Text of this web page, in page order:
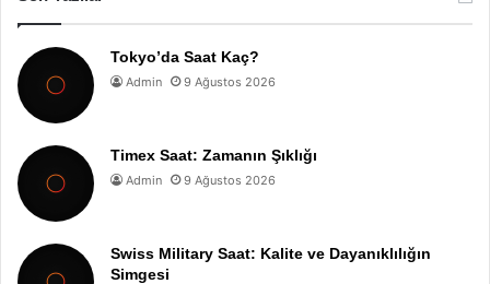
Tokyo’da Saat Kaç?
Admin 9 Ağustos 2026
Timex Saat: Zamanın Şıklığı
Admin 9 Ağustos 2026
Swiss Military Saat: Kalite ve Dayanıklılığın
Simgesi